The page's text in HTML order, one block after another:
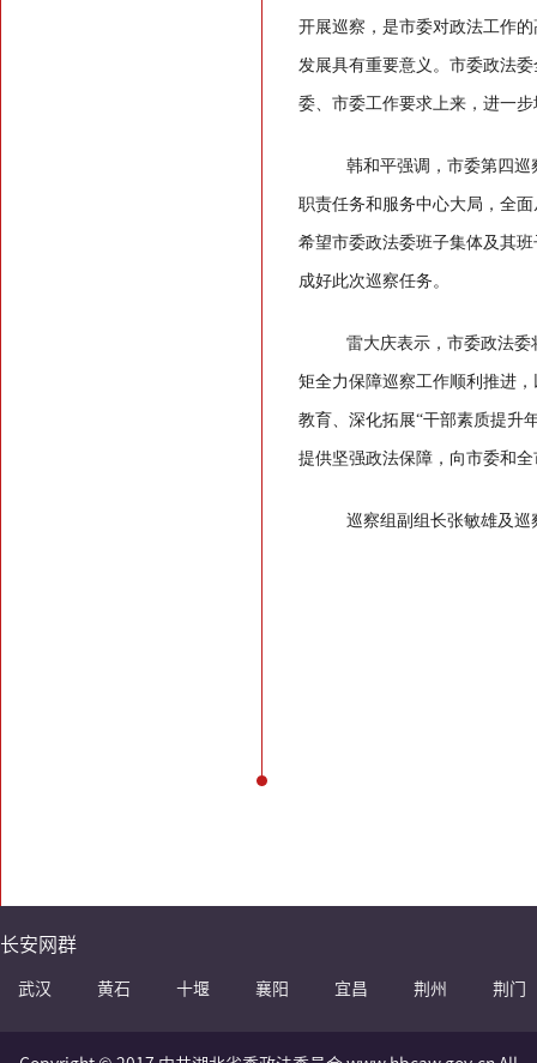
开展巡察，是市委对政法工作
发展具有重要意义。市委政法
委、市委工作要求上来，进一
韩和平强调，市委第四
职责任务和服务中心大局，全
希望市委政法委班子集体及其
成好此次巡察任务。
雷大庆表示，市委政法
矩全力保障巡察工作顺利推进
教育、深化拓展“干部素质提升
提供坚强政法保障，向市委和
巡察组副组长张敏雄及
长安网群
武汉 黄石 十堰 襄阳 宜昌 荆州 荆门